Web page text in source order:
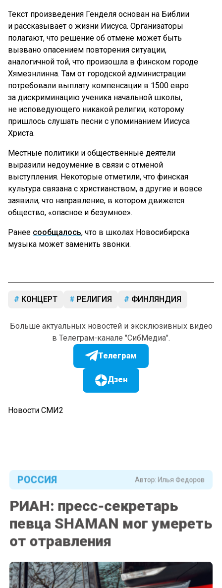
Текст произведения Генделя основан на Библии
и рассказывает о жизни Иисуса. Организаторы
полагают, что решение об отмене может быть
вызвано опасением повторения ситуации,
аналогичной той, что произошла в финском городе
Хямеэнлинна. Там от городской администрации
потребовали выплату компенсации в 1500 евро
за дискриминацию ученика начальной школы,
не исповедующего никакой религии, которому
пришлось слушать песни с упоминанием Иисуса
Христа.
Местные политики и общественные деятели
выразили недоумение в связи с отменой
выступления. Некоторые отметили, что финская
культура связана с христианством, а другие и вовсе
заявили, что направление, в котором движется
общество, «опасное и безумное».
Ранее сообщалось, что в школах Новосибирска
музыка может заменить звонки.
КОНЦЕРТ РЕЛИГИЯ ФИНЛЯНДИЯ
Больше актуальных новостей и эксклюзивных видео
в Телеграм-канале "СибМедиа".
Телеграм
Дзен
Новости СМИ2
РОССИЯ
РИАН: пресс-секретарь
певца SHAMAN мог умереть
от отравления